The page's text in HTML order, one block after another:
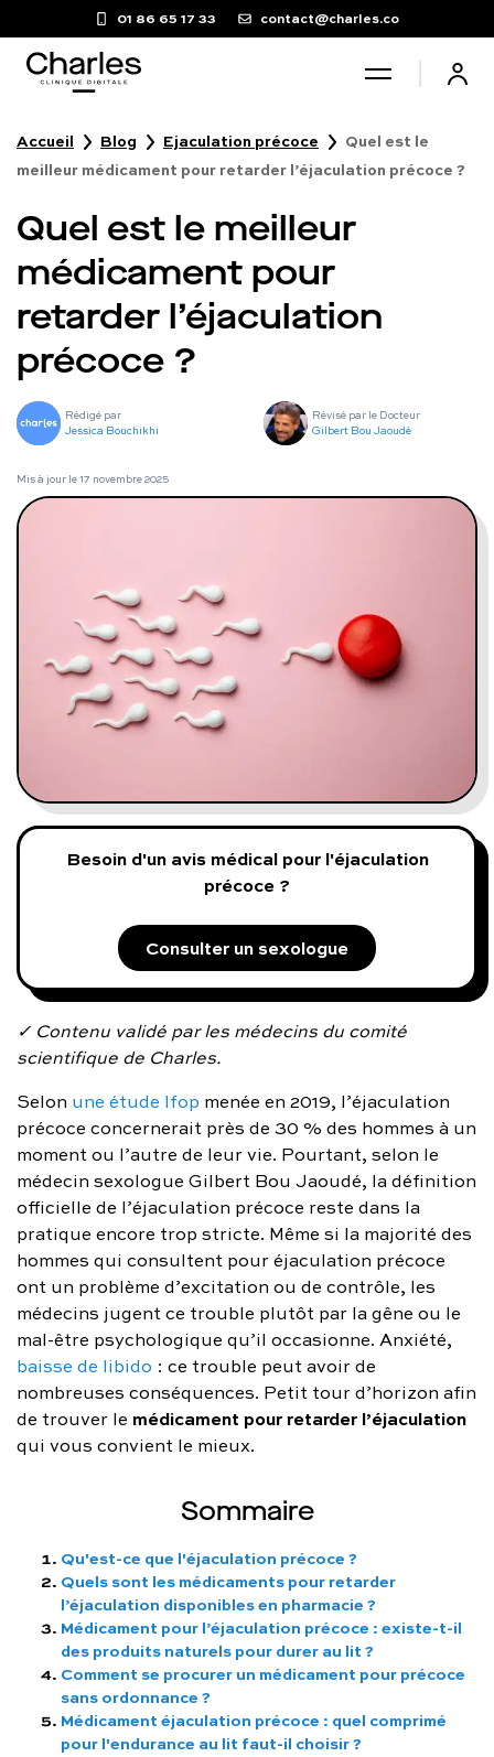
01 86 65 17 33 contact@charles.co
Santé sexuelle
Poids
Troubles du sommeil
Fertilité masculine
Chute de cheveux
Programmes digitaux
Notre approche médicale
Blog
Vous avez des questions :
01 86 65 17 33
contact@charles.co
Accueil Blog Ejaculation précoce
Quel est le
meilleur médicament pour retarder l’éjaculation précoce ?
Quel est le meilleur
médicament pour
retarder l’éjaculation
précoce ?
Rédigé par
Jessica Bouchikhi
Révisé par le Docteur
Gilbert Bou Jaoudé
Mis à jour le17 novembre 2025
Besoin d'un avis médical pour l'éjaculation
précoce ?
Consulter un sexologue
✓ Contenu validé par les médecins du comité
scientifique de Charles.
Selon une étude Ifop menée en 2019, l’éjaculation
précoce concernerait près de 30 % des hommes à un
moment ou l’autre de leur vie. Pourtant, selon le
médecin sexologue Gilbert Bou Jaoudé, la définition
officielle de l’éjaculation précoce reste dans la
pratique encore trop stricte. Même si la majorité des
hommes qui consultent pour éjaculation précoce
ont un problème d’excitation ou de contrôle, les
médecins jugent ce trouble plutôt par la gêne ou le
mal-être psychologique qu’il occasionne. Anxiété,
baisse de libido : ce trouble peut avoir de
nombreuses conséquences. Petit tour d’horizon afin
de trouver le médicament pour retarder l’éjaculation
qui vous convient le mieux.
Sommaire
Qu'est-ce que l'éjaculation précoce ?
Quels sont les médicaments pour retarder
l’éjaculation disponibles en pharmacie ?
Médicament pour l’éjaculation précoce : existe-t-il
des produits naturels pour durer au lit ?
Comment se procurer un médicament pour précoce
sans ordonnance ?
Médicament éjaculation précoce : quel comprimé
pour l'endurance au lit faut-il choisir ?